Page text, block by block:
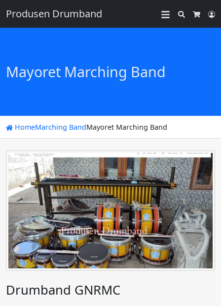
Produsen Drumband
Search
Mayoret Marching Band
HomeMarching BandMayoret Marching Band
Drumband GNRMC